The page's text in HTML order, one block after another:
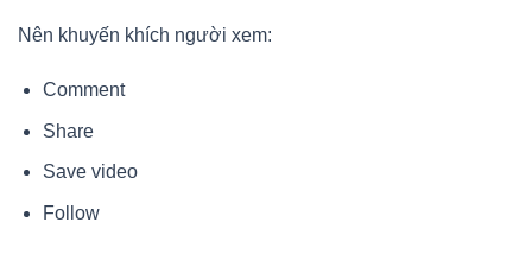
Nên khuyến khích người xem:
Comment
Share
Save video
Follow